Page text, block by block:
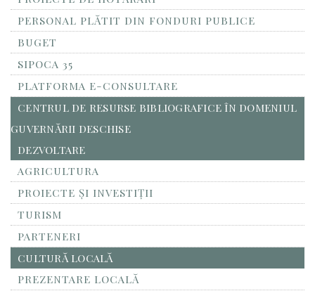
PERSONAL PLĂTIT DIN FONDURI PUBLICE
BUGET
SIPOCA 35
PLATFORMA E-CONSULTARE
CENTRUL DE RESURSE BIBLIOGRAFICE ÎN DOMENIUL
GUVERNĂRII DESCHISE
DEZVOLTARE
AGRICULTURA
PROIECTE ȘI INVESTIȚII
TURISM
PARTENERI
CULTURĂ LOCALĂ
PREZENTARE LOCALĂ